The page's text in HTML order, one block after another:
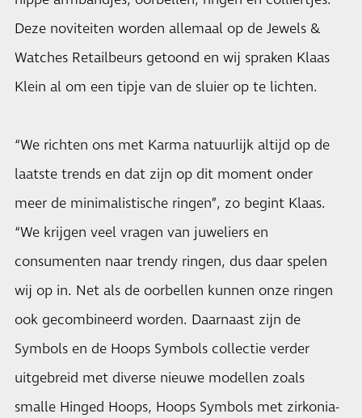
Deze noviteiten worden allemaal op de Jewels &
Watches Retailbeurs getoond en wij spraken Klaas
Klein al om een tipje van de sluier op te lichten.
“We richten ons met Karma natuurlijk altijd op de
laatste trends en dat zijn op dit moment onder
meer de minimalistische ringen”, zo begint Klaas.
“We krijgen veel vragen van juweliers en
consumenten naar trendy ringen, dus daar spelen
wij op in. Net als de oorbellen kunnen onze ringen
ook gecombineerd worden. Daarnaast zijn de
Symbols en de Hoops Symbols collectie verder
uitgebreid met diverse nieuwe modellen zoals
smalle Hinged Hoops, Hoops Symbols met zirkonia-